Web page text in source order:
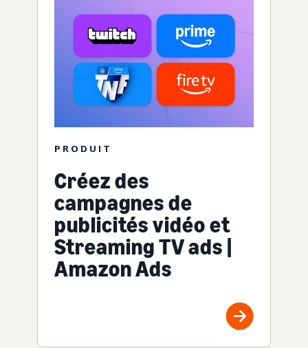
PRODUIT
Créez des
campagnes de
publicités vidéo et
Streaming TV ads |
Amazon Ads